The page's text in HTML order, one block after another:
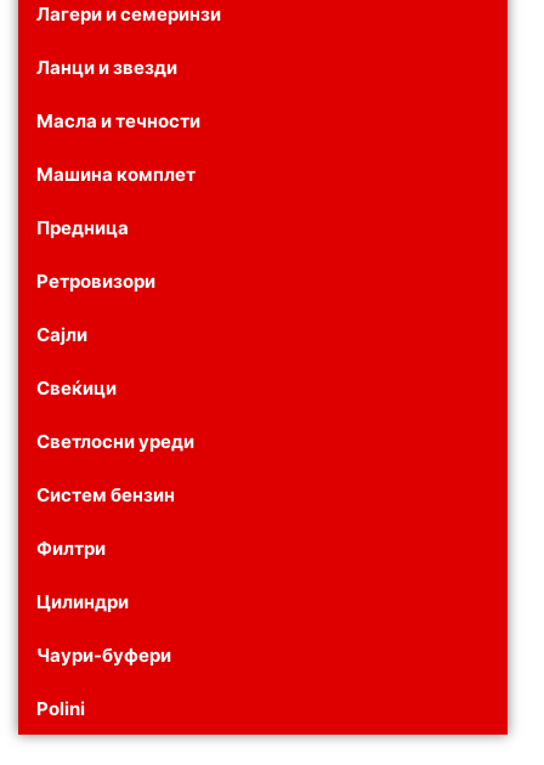
Лагери и семеринзи
Ланци и звезди
Масла и течности
Машина комплет
Предница
Ретровизори
Сајли
Свеќици
Светлосни уреди
Систем бензин
Филтри
Цилиндри
Чаури-буфери
Polini